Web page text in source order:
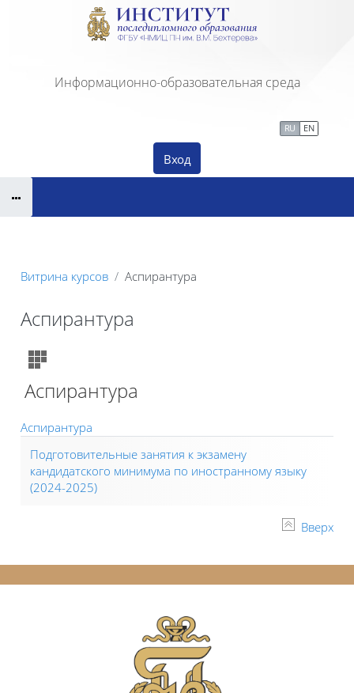
Перейти к основному содержанию
Информационно-образовательная среда
Вход
RU EN
Витрина курсов Аспирантура
Аспирантура
Аспирантура
Аспирантура
Подготовительные занятия к экзамену
кандидатского минимума по иностранному языку
(2024-2025)
Вверх